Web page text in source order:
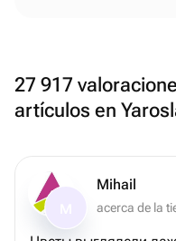
27 917
artículos en
Mihail
acerca de la